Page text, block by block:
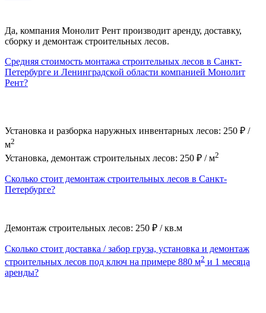
Да, компания Монолит Рент производит аренду, доставку,
сборку и демонтаж строительных лесов.
Средняя стоимость монтажа строительных лесов в Санкт-
Петербурге и Ленинградской области компанией Монолит
Рент?
Установка и разборка наружных инвентарных лесов: 250 ₽ /
м2
Установка, демонтаж строительных лесов: 250 ₽ / м2
Сколько стоит демонтаж строительных лесов в Санкт-
Петербурге?
Демонтаж строительных лесов: 250 ₽ / кв.м
Сколько стоит доставка / забор груза, установка и демонтаж
строительных лесов под ключ на примере 880 м2 и 1 месяца
аренды?